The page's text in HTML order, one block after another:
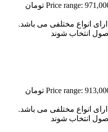
Price range: 971,000 تومان
انواع مختلفی می باشد.
انتخاب شوند
Price range: 913,000 تومان
انواع مختلفی می باشد.
انتخاب شوند